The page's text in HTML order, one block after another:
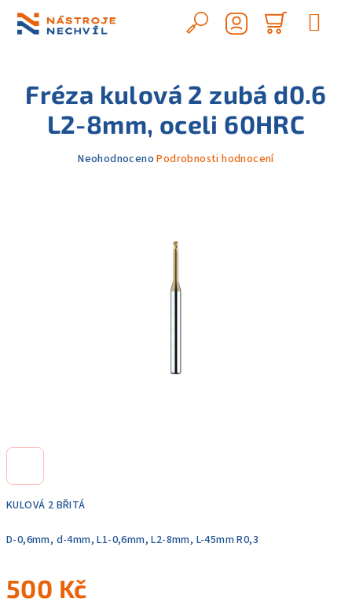
obsah
Hledat
košík
KULOVÁ 2 BŘITÁ
D-0,6mm, d-4mm, L1-0,6mm, L2-8mm, L-45mm R0,3
500 Kč
Fréza kulová 2 zubá d0.6
L2-8mm, oceli 60HRC
Průměrné
Neohodnoceno Podrobnosti hodnocení